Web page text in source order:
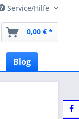
Service/Hilfe
0,00 € *
Blog